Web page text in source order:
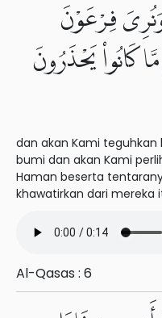
فِرْعَوْنَ
كَانُوا۟ يَحْذَرُونَ
dan akan Kami
bumi dan akan Kami
Haman beserta
khawatirkan dari mereka
Al-Qasas : 6